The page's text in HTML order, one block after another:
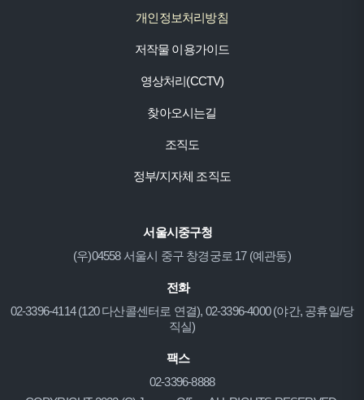
개인정보처리방침
저작물 이용가이드
영상처리(CCTV)
찾아오시는길
조직도
정부/지자체 조직도
서울시중구청
(우)04558 서울시 중구 창경궁로 17 (예관동)
전화
02-3396-4114 (120 다산콜센터로 연결), 02-3396-4000 (야간, 공휴일/당
직실)
팩스
02-3396-8888